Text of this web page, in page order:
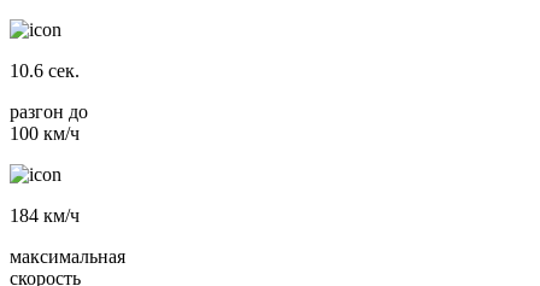
10.6 сек.
разгон до
100 км/ч
184 км/ч
максимальная
скорость